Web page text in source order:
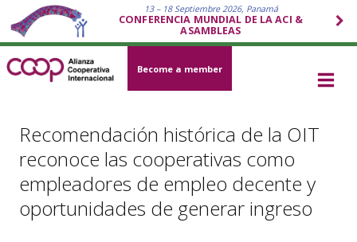
13 – 18 Septiembre 2026, Panamá
CONFERENCIA MUNDIAL DE LA ACI &
ASAMBLEAS
Become a member
Recomendación histórica de la OIT
reconoce las cooperativas como
empleadores de empleo decente y
oportunidades de generar ingreso